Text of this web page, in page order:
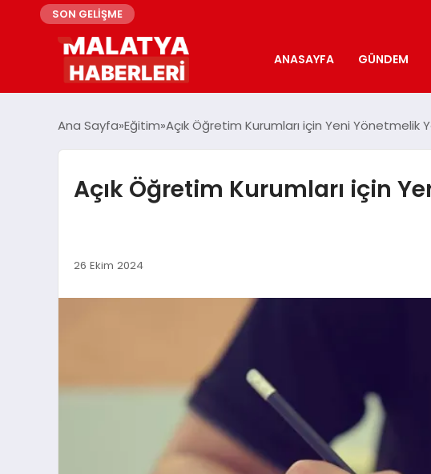
SON GELİŞME
ANASAYFA GÜNDEM
Ana Sayfa Eğitim Açık Öğretim Kurumları için Yeni Yönetmelik
Açık Öğretim Kurumları için
26 Ekim 2024